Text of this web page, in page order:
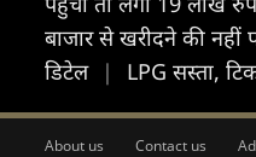
बाजार से खरीदने की
डिटेल | LPG सस्ता,
About us Contact us